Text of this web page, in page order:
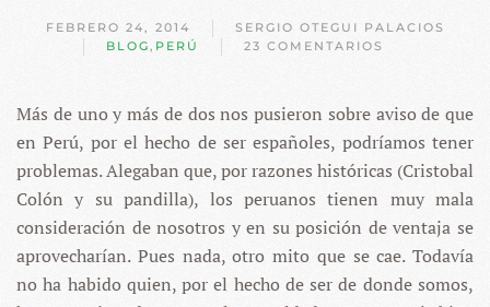
FEBRERO 24, 2014
SERGIO OTEGUI PALACIOS
BLOG, PERÚ 23 COMENTARIOS
EN
PUNO
LAGO
TITICACA,
DE
Más de uno y más de dos nos pusieron sobre aviso de que
en Perú, por el hecho de ser españoles, podríamos tener
problemas. Alegaban que, por razones históricas (Cristobal
Colón y su pandilla), los peruanos tienen muy mala
consideración de nosotros y en su posición de ventaja se
aprovecharían. Pues nada, otro mito que se cae. Todavía
no ha habido quien, por el hecho de ser de donde somos,